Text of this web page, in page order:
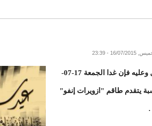
16/07/2015 - 23:39
أعلنت لجنة الأهلة قبل قليل ثبوت رؤية هلال شوال وعليه فإن غدا الجمعة 17-07-
يتقدم طاقم "ازويرات إنفو"
.